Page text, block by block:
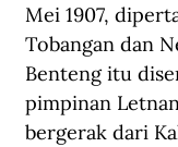
Mei 1907,
Tobangan dan
Benteng itu
pimpinan
bergerak dari